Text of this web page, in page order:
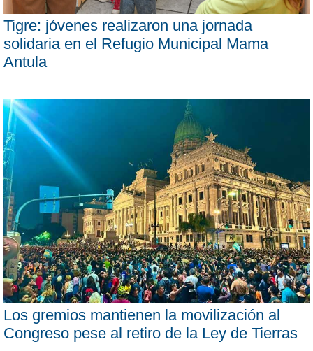
Tigre: jóvenes realizaron una jornada
solidaria en el Refugio Municipal Mama
Antula
Los gremios mantienen la movilización al
Congreso pese al retiro de la Ley de Tierras